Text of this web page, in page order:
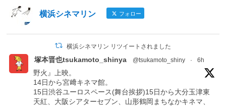
横浜シネマリン フォロー
横浜シネマリン リツイートされました
塚本晋也tsukamoto_shinya @tsukamoto_shiny · 6h
野火』上映。
14日から宮﨑キネマ館。
15日渋谷ユーロスペース(舞台挨拶)15日から大分玉津東
天紅、大阪シアターセブン、山形鶴岡まちなかキネマ、